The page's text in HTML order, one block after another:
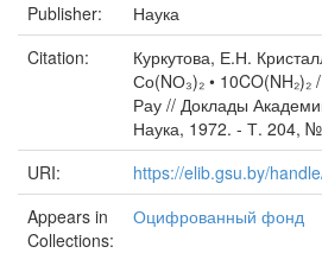
Publisher:
Наука
Citation:
Куркутова, Е.Н.
Со(NО₃)₂ •
Рау // Доклады
Наука, 1972. - Т. 204,
URI:
https://elib.gsu.by/
Appears in
Collections:
Оцифрованный фонд